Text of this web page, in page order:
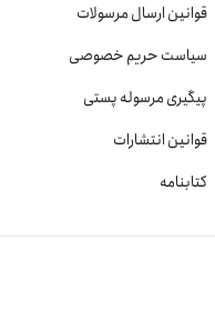
قوانین ارسال مرسولات
سیاست حریم خصوصی
پیگیری مرسوله پستی
قوانین انتشارات
کتابنامه